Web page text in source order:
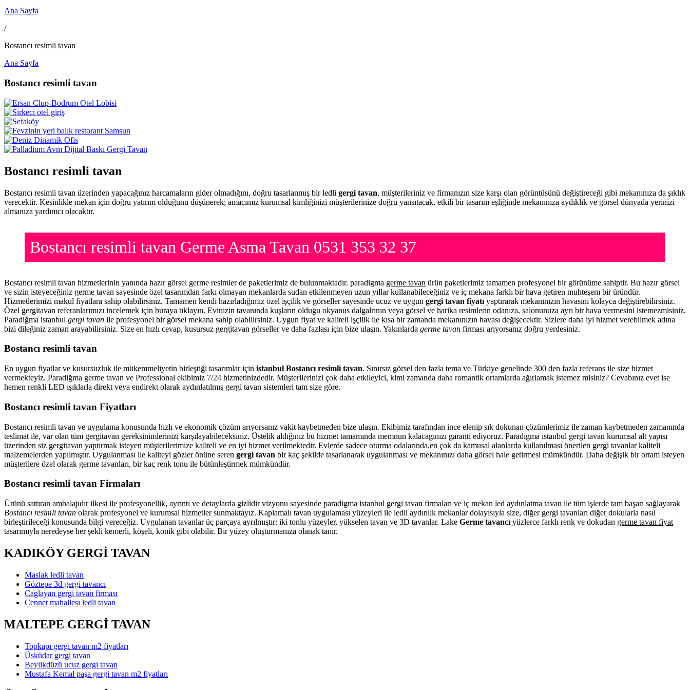
Ana Sayfa
/
Bostancı resimli tavan
Ana Sayfa
Bostancı resimli tavan
Bostancı resimli tavan
Bostancı resimli tavan üzerinden yapacağınız harcamaların gider olmadığını, doğru tasarlanmış bir ledli gergi tavan, müşterileriniz ve firmanızın size karşı olan görüntüsünü değiştireceği gibi mekanınıza da şıklık
verecektir. Kesinlikle mekan için doğru yatırım olduğunu düşünerek; amacımız kurumsal kimliğinizi müşterilerinize doğru yansıtacak, etkili bir tasarım eşliğinde mekanınıza aydıklık ve görsel dünyada yerinizi
almanıza yardımcı olacaktır.
Bostancı resimli tavan Germe Asma Tavan 0531 353 32 37
Bostancı resimli tavan hizmetlerinin yanında hazır görsel germe resimler de paketlerimiz de bulunmaktadır. paradigma germe tavan ürün paketlerimiz tamamen profesyonel bir görünüme sahiptir. Bu hazır görsel
ve sizin isteyeceğiniz germe tavan sayesinde özel tasarımdan farkı olmayan mekanlarda sudan etkilenmeyen uzun yıllar kullanabileceğiniz ve iç mekana farklı bir hava getiren muhteşem bir üründür.
Hizmetlerimizi makul fiyatlara sahip olabilirsiniz. Tamamen kendi hazırladığımız özel işçilik ve görseller sayesinde ucuz ve uygun gergi tavan fiyatı yaptırarak mekanınızın havasını kolayca değiştirebilirsiniz.
Özel gergitavan referanlarımızı incelemek için buraya tıklayın. Evinizin tavanında kuşların oldugu okyanus dalgalrının veya görsel ve harika resimlerin odanıza, salonunuza ayrı bir hava vermesini istemezmisiniz.
Paradiğma istanbul gergi tavan ile profesyonel bir görsel mekana sahip olabilirsiniz. Uygun fiyat ve kaliteli işçilik ile kısa bir zamanda mekanınızın havası değişecektir. Sizlere daha iyi hizmet verebilmek adına
bizi dileğiniz zaman arayabilirsiniz. Size en hızlı cevap, kusursuz gergitavan görseller ve daha fazlası için bize ulaşın. Yakınlarda germe tavan firması arıyorsanız doğru yerdesiniz.
Bostancı resimli tavan
En uygun fiyatlar ve kusursuzluk ile mükemmeliyetin birleştiği tasarımlar için istanbul Bostancı resimli tavan. Sınırsız görsel den fazla tema ve Türkiye genelinde 300 den fazla referans ile size hizmet
vermekteyiz. Paradiğma germe tavan ve Professional ekibimiz 7/24 hizmetinizdedir. Müşterilerinizi çok daha etkileyici, kimi zamanda daha romantik ortamlarda ağırlamak istemez misiniz? Cevabınız evet ise
hemen renkli LED ışıklarla direkt veya endirekt olarak aydınlatılmış gergi tavan sistemleri tam size göre.
Bostancı resimli tavan Fiyatları
Bostancı resimli tavan ve uygulama konusunda hızlı ve ekonomik çözüm arıyorsanız vakit kaybetmeden bize ulaşın. Ekibimiz tarafından ince elenip sık dokunan çözümlerimiz ile zaman kaybetmeden zamanında
teslimat ile, var olan tüm gergitavan gereksinimlerinizi karşılayabileceksiniz. Üstelik aldığınız bu hizmet tamamında memnun kalacagınızı garanti ediyoruz. Paradigma istanbul gergi tavan kurumsal alt yapısı
üzerinden siz gergitavan yaptırmak isteyen müşterilerimize kaliteli ve en iyi hizmet verilmektedir. Evlerde sadece oturma odalarında,en çok da kamusal alanlarda kullanılması önerilen gergi tavanlar kaliteli
malzemelerden yapılmıştır. Uygulanması ile kaliteyi gözler önüne seren gergi tavan bir kaç şekilde tasarlanarak uygulanması ve mekanınızı daha görsel hale getirmesi mümkündür. Daha değişik bir ortam isteyen
müşterilere özel olarak germe tavanları, bir kaç renk tonu ile bütünleştirmek mümkündür.
Bostancı resimli tavan Firmaları
Ürünü sattıran ambalajıdır ilkesi ile profesyonellik, ayrıntı ve detaylarda gizlidir vizyonu sayesinde paradigma istanbul gergi tavan firmaları ve iç mekan led aydınlatma tavan ile tüm işlerde tam başarı sağlayarak
Bostancı resimli tavan olarak profesyonel ve kurumsal hizmetler sunmaktayız. Kaplamalı tavan uygulaması yüzeyleri ile ledli aydınlık mekanlar dolayısıyla size, diğer gergi tavanları diğer dokularla nasıl
birleştirileceği konusunda bilgi vereceğiz. Uygulanan tavanlar üç parçaya ayrılmıştır: iki tonlu yüzeyler, yükselen tavan ve 3D tavanlar. Lake Germe tavancı yüzlerce farklı renk ve dokudan germe tavan fiyat
tasarımıyla neredeyse her şekli kemerli, köşeli, konik gibi olabilir. Bir yüzey oluşturmanıza olanak tanır.
KADIKÖY GERGİ TAVAN
Maslak ledli tavan
Göztepe 3d gergi tavancı
Caglayan gergi tavan firması
Cennet mahallesı ledli tavan
MALTEPE GERGİ TAVAN
Topkapı gergi tavan m2 fiyatları
Üsküdar gergi tavan
Beylikdüzü ucuz gergi tavan
Mustafa Kemal paşa gergi tavan m2 fiyatları